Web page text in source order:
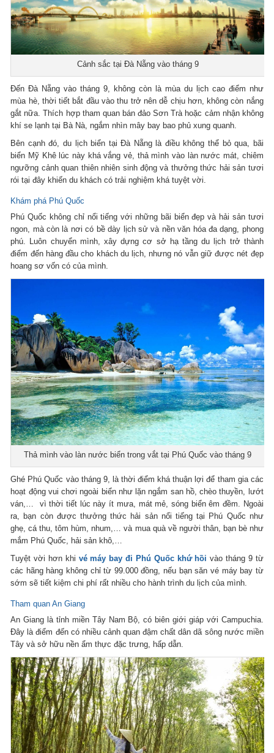
Cảnh sắc tại Đà Nẵng vào tháng 9
Đến Đà Nẵng vào tháng 9, không còn là mùa du lịch cao điểm như
mùa hè, thời tiết bắt đầu vào thu trở nên dễ chịu hơn, không còn nắng
gắt nữa. Thích hợp tham quan bán đảo Sơn Trà hoặc cảm nhận không
khí se lạnh tại Bà Nà, ngắm nhìn mây bay bao phủ xung quanh.
Bên cạnh đó, du lịch biển tại Đà Nẵng là điều không thể bỏ qua, bãi
biển Mỹ Khê lúc này khá vắng vẻ, thả mình vào làn nước mát, chiêm
ngưỡng cảnh quan thiên nhiên sinh động và thưởng thức hải sản tươi
rói tại đây khiến du khách có trải nghiệm khá tuyệt vời.
Khám phá Phú Quốc
Phú Quốc không chỉ nổi tiếng với những bãi biển đẹp và hải sản tươi
ngon, mà còn là nơi có bề dày lịch sử và nền văn hóa đa dạng, phong
phú. Luôn chuyển mình, xây dựng cơ sở hạ tầng du lịch trở thành
điểm đến hàng đầu cho khách du lịch, nhưng nó vẫn giữ được nét đẹp
hoang sơ vốn có của mình.
Thả mình vào làn nước biển trong vắt tại Phú Quốc vào tháng 9
Ghé Phú Quốc vào tháng 9, là thời điểm khá thuận lợi để tham gia các
hoạt động vui chơi ngoài biển như lặn ngắm san hồ, chèo thuyền, lướt
ván,… vì thời tiết lúc này ít mưa, mát mẻ, sóng biển êm đềm. Ngoài
ra, bạn còn được thưởng thức hải sản nổi tiếng tại Phú Quốc như
ghẹ, cá thu, tôm hùm, nhum,… và mua quà về người thân, bạn bè như
mắm Phú Quốc, hải sản khô,…
Tuyệt vời hơn khi vé máy bay đi Phú Quốc khứ hồi vào tháng 9 từ
các hãng hàng không chỉ từ 99.000 đồng, nếu bạn săn vé máy bay từ
sớm sẽ tiết kiệm chi phí rất nhiều cho hành trình du lịch của mình.
Tham quan An Giang
An Giang là tỉnh miền Tây Nam Bộ, có biên giới giáp với Campuchia.
Đây là điểm đến có nhiều cảnh quan đậm chất dân dã sông nước miền
Tây và sở hữu nền ẩm thực đặc trưng, hấp dẫn.